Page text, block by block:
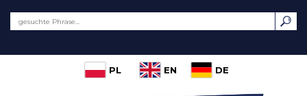
PL EN DE